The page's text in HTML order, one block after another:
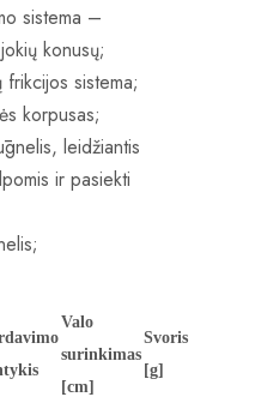
sistema –
konusų;
sistema;
korpusas;
leidžiantis
ir pasiekti
Valo
surinkimas
[cm]
Svoris
[g]